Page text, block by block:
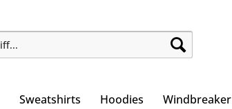
Sweatshirts Hoodies Windbreaker